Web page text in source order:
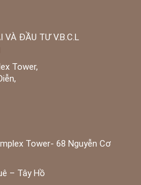
VÀ ĐẦU TƯ V.B.C.L
Tower,
Tower- 68 Nguyễn Cơ
– Tây Hồ